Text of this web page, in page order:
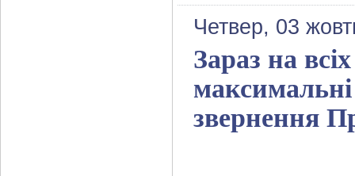
Четвер, 03
Зараз на
звернення